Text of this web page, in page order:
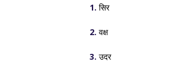
1. सिर
2. वक्ष
3. उदर